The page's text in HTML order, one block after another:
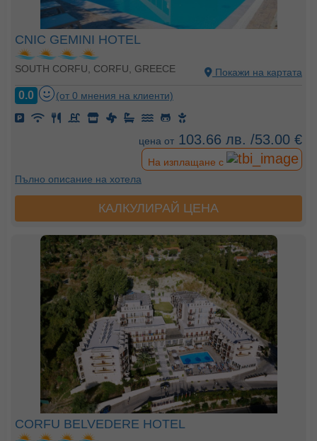
CNIC GEMINI HOTEL
SOUTH CORFU, CORFU, GREECE Покажи на картата
0.0 (от 0 мнения на клиенти)
цена от 103.66 лв. /53.00 €
На изплащане с
Пълно описание на хотела
КАЛКУЛИРАЙ ЦЕНА
CORFU BELVEDERE HOTEL